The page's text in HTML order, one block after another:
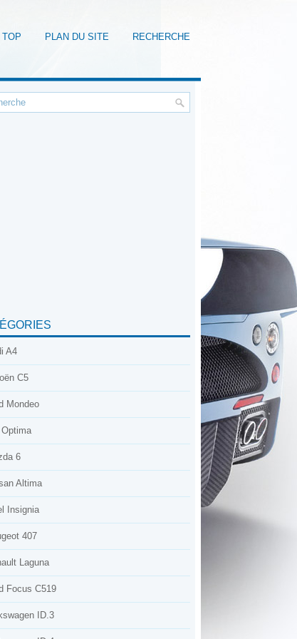
TOP PLAN DU SITE RECHERCHE
A4
C5
Mondeo
Optima
6
Altima
Insignia
407
Laguna
Focus C519
ID.3